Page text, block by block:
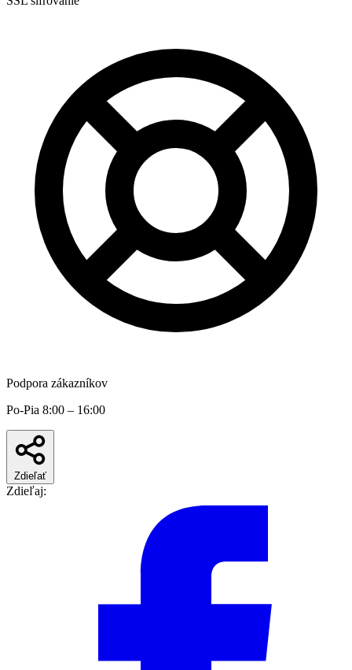
Podpora zákazníkov
Po-Pia 8:00 – 16:00
Zdieľať
Zdieľaj: